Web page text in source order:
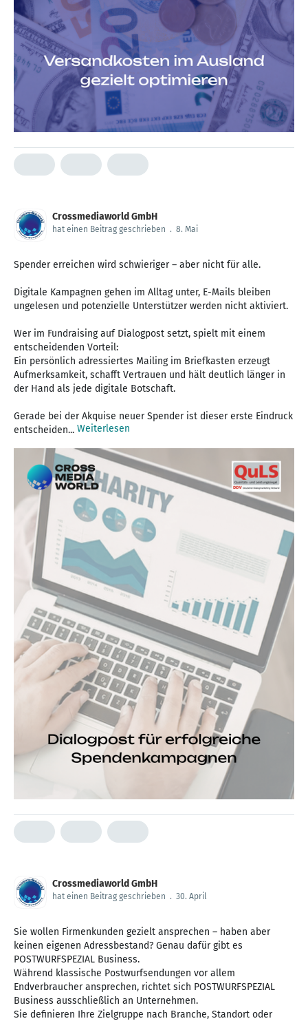
Crossmediaworld GmbH
hat einen Beitrag geschrieben . 8. Mai
Spender erreichen wird schwieriger – aber nicht für alle.
Digitale Kampagnen gehen im Alltag unter, E-Mails bleiben
ungelesen und potenzielle Unterstützer werden nicht aktiviert.
Wer im Fundraising auf Dialogpost setzt, spielt mit einem
entscheidenden Vorteil:
Ein persönlich adressiertes Mailing im Briefkasten erzeugt
Aufmerksamkeit, schafft Vertrauen und hält deutlich länger in
der Hand als jede digitale Botschaft.
Gerade bei der Akquise neuer Spender ist dieser erste Eindruck
entscheiden... Weiterlesen
Crossmediaworld GmbH
hat einen Beitrag geschrieben . 30. April
Sie wollen Firmenkunden gezielt ansprechen – haben aber
keinen eigenen Adressbestand? Genau dafür gibt es
POSTWURFSPEZIAL Business.
Während klassische Postwurfsendungen vor allem
Endverbraucher ansprechen, richtet sich POSTWURFSPEZIAL
Business ausschließlich an Unternehmen.
Sie definieren Ihre Zielgruppe nach Branche, Standort oder